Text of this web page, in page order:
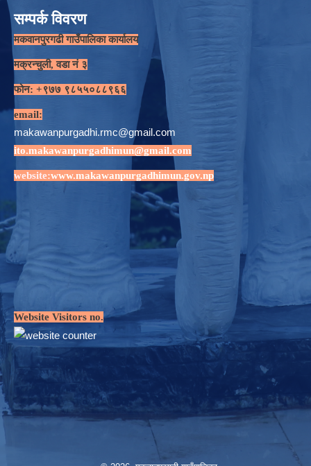
सम्पर्क विवरण
मकवानपुरगढी गाउँपालिका कार्यालय
मक्रन्चुली, वडा नं ३
फोन: +९७७ ९८५५०८८९६६
email:
makawanpurgadhi.rmc@gmail.com
ito.makawanpurgadhimun@gmail.com
website:www.makawanpurgadhimun.gov.np
Website Visitors no.